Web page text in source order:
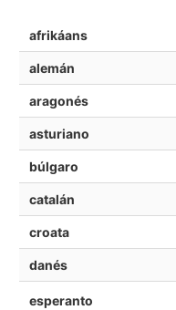
afrikáans
alemán
aragonés
asturiano
búlgaro
catalán
croata
danés
esperanto